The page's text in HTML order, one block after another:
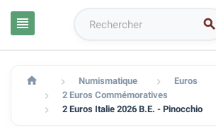
 
  Numismatique  Euros
 2 Euros Commémoratives
 2 Euros Italie 2026 B.E. - Pinocchio